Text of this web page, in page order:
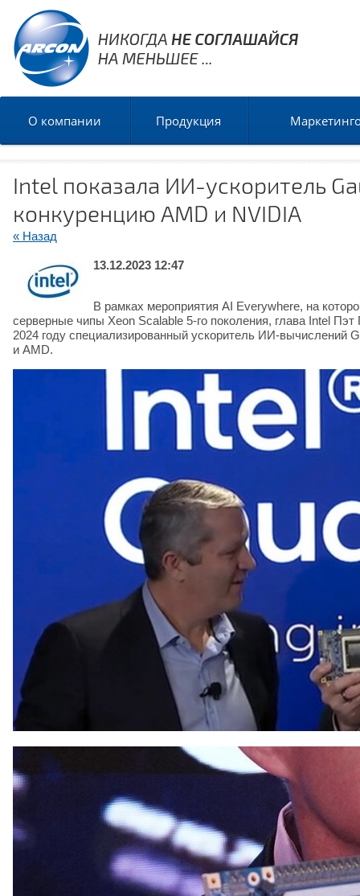
О компании Продукция
Intel показала ИИ-ускоритель
конкуренцию AMD и NVIDIA
« Назад
13.12.2023 12:47
В рамках мероприятия AI Everywhere, на
серверные чипы Xeon Scalable 5-го поколения, глава Intel
2024 году специализированный ускоритель ИИ-вычислений
и AMD.